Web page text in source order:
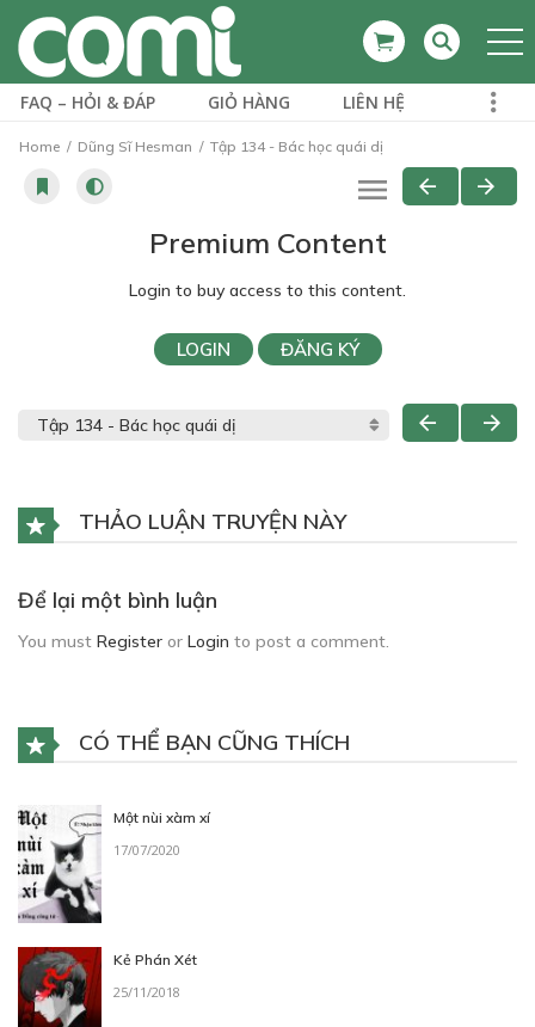
FAQ – HỎI & ĐÁP GIỎ HÀNG LIÊN HỆ
Home Dũng Sĩ Hesman Tập 134 - Bác học quái dị
Premium Content
Login to buy access to this content.
LOGIN ĐĂNG KÝ
THẢO LUẬN TRUYỆN NÀY
Để lại một bình luận
You must Register or Login to post a comment.
CÓ THỂ BẠN CŨNG THÍCH
Một nùi xàm xí
17/07/2020
Kẻ Phán Xét
25/11/2018